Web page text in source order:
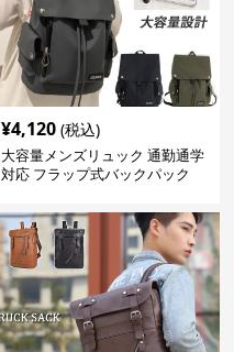
¥4,120 (税込)
大容量メンズリュック 通勤通学
対応 フラップ式バックパック